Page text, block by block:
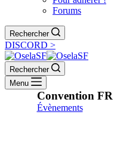
Forums
Rechercher
DISCORD >
Rechercher
Menu
Convention FR
Évènements